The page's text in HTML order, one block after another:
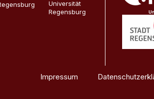
Universität
Regensburg
Impressum